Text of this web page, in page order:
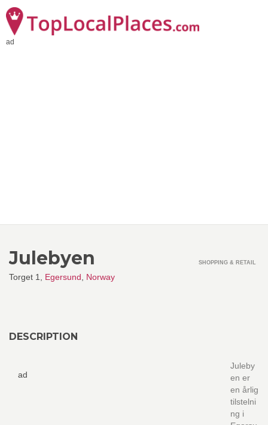
ad
Julebyen
Torget 1, Egersund Norway
SHOPPING & RETAIL
DESCRIPTION
ad
Juleby
en er
en årlig
tilstelni
ng i